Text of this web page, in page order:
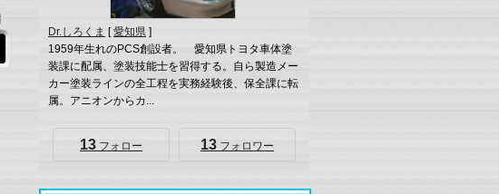
Dr.しろくま [愛知県 ]
1959年生れのPCS創設者。 愛知県トヨタ車体塗
装課に配属、塗装技能士を習得する。自ら製造メー
カー塗装ラインの全工程を実務経験後、保全課に転
属。アニオンからカ...
13 フォロー 13 フォロワー